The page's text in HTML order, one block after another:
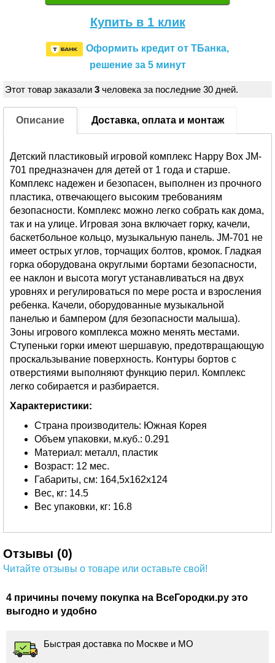
Купить в 1 клик
Оформить кредит от ТБанка,
решение за 5 минут
Этот товар заказали 3 человека за последние 30 дней.
Описание Доставка, оплата и монтаж
Детский пластиковый игровой комплекс Happy Box JM-
701 предназначен для детей от 1 года и старше.
Комплекс надежен и безопасен, выполнен из прочного
пластика, отвечающего высоким требованиям
безопасности. Комплекс можно легко собрать как дома,
так и на улице. Игровая зона включает горку, качели,
баскетбольное кольцо, музыкальную панель. JM-701 не
имеет острых углов, торчащих болтов, кромок. Гладкая
горка оборудована округлыми бортами безопасности,
ее наклон и высота могут устанавливаться на двух
уровнях и регулироваться по мере роста и взросления
ребенка. Качели, оборудованные музыкальной
панелью и бампером (для безопасности малыша).
Зоны игрового комплекса можно менять местами.
Ступеньки горки имеют шершавую, предотвращающую
проскальзывание поверхность. Контуры бортов с
отверстиями выполняют функцию перил. Комплекс
легко собирается и разбирается.
Характеристики:
Страна производитель: Южная Корея
Объем упаковки, м.куб.: 0.291
Материал: металл, пластик
Возраст: 12 мес.
Габариты, см: 164,5х162х124
Вес, кг: 14.5
Вес упаковки, кг: 16.8
Отзывы (0)
Читайте отзывы о товаре или оставьте свой!
4 причины почему покупка на ВсеГородки.ру это
выгодно и удобно
Быстрая доставка по Москве и МО